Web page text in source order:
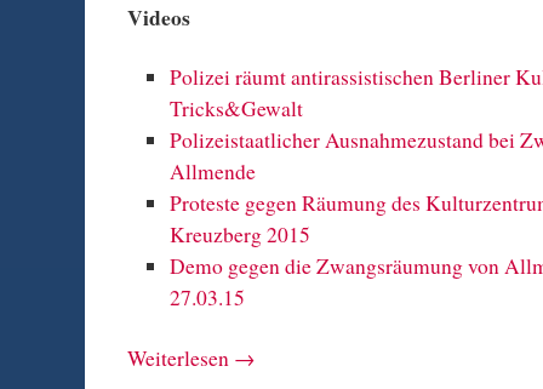
Videos
Polizei räumt antirassistischen Berliner
Tricks&Gewalt
Polizeistaatlicher Ausnahmezustand bei
Allmende
Proteste gegen Räumung des
Kreuzberg 2015
Demo gegen die Zwangsräumung von
27.03.15
Weiterlesen →